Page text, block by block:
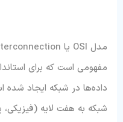
مفهومی است که برای
داده‌ها در شبکه ایجاد شده
شبکه به هفت لایه (فیزیکی،